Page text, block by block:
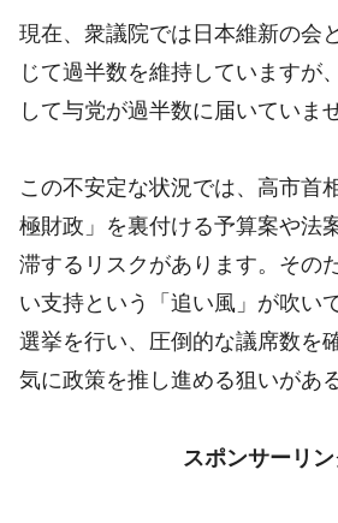
現在、衆議院では日本維新の会
じて過半数を維持していますが
して与党が過半数に届いていま
この不安定な状況では、高市首
極財政」を裏付ける予算案や法
滞するリスクがあります。その
い支持という「追い風」が吹い
選挙を行い、圧倒的な議席数を
気に政策を推し進める狙いがあ
スポンサーリン